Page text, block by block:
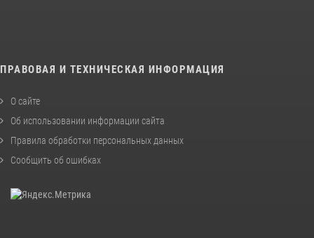
ПРАВОВАЯ И ТЕХНИЧЕСКАЯ ИНФОРМАЦИЯ
О сайте
Об использовании информации сайта
Правила обработки персональных данных
Сообщить об ошибках